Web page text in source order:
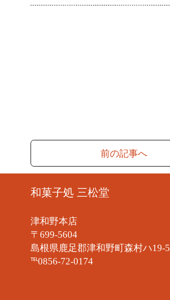
前の記事へ
和菓子処 三松堂
津和野本店
〒699-5604
島根県鹿足郡津和野町森村ハ19-5
℡0856-72-0174